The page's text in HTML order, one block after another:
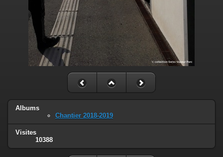
Albums
Chantier 2018-2019
Visites
10388